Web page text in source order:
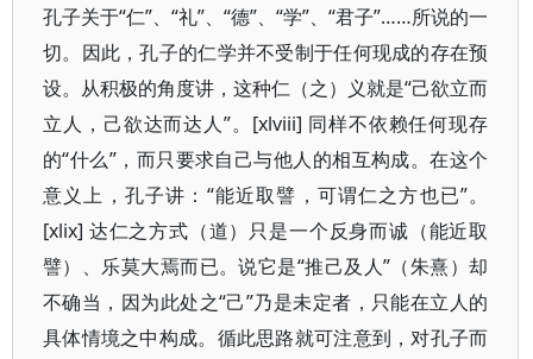
孔子关于“仁”、“礼”、“德”、“学”、“君子”……所说的一
切。因此，孔子的仁学并不受制于任何现成的存在预
设。从积极的角度讲，这种仁（之）义就是“己欲立而
立人，己欲达而达人”。[xlviii] 同样不依赖任何现存
的“什么”，而只要求自己与他人的相互构成。在这个
意义上，孔子讲：“能近取譬，可谓仁之方也已”。
[xlix] 达仁之方式（道）只是一个反身而诚（能近取
譬）、乐莫大焉而已。说它是“推己及人”（朱熹）却
不确当，因为此处之“己”乃是未定者，只能在立人的
具体情境之中构成。循此思路就可注意到，对孔子而